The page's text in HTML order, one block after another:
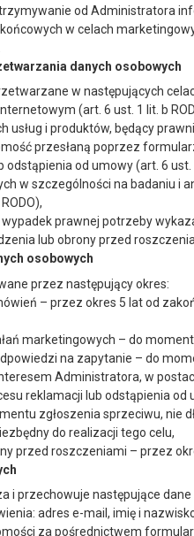
od Administratora
w celach
danych osobowych
w następujących
(art. 6 ust. 1 lit. b
usług i produktów, będący
przesłaną poprzez
od umowy (art. 6 ust.
w szczególności na badaniu
prawnej potrzeby
lub obrony przed
osobowych
przez następujący okres:
– przez okres 5 lat od
marketingowych – do
na zapytanie – do
Administratora, w
reklamacji lub odstąpienia
zgłoszenia sprzeciwu, nie
do realizacji tego celu,
przed roszczeniami – przez
i przechowuje następujące dane
adres e-mail, imię i
za pośrednictwem